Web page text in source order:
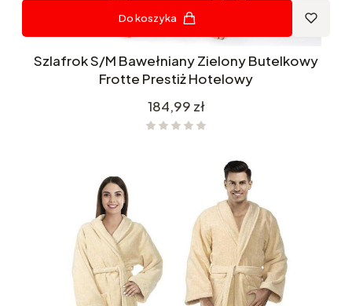
Do koszyka
Szlafrok S/M Bawełniany Zielony Butelkowy
Frotte Prestiż Hotelowy
Cena
184,99 zł